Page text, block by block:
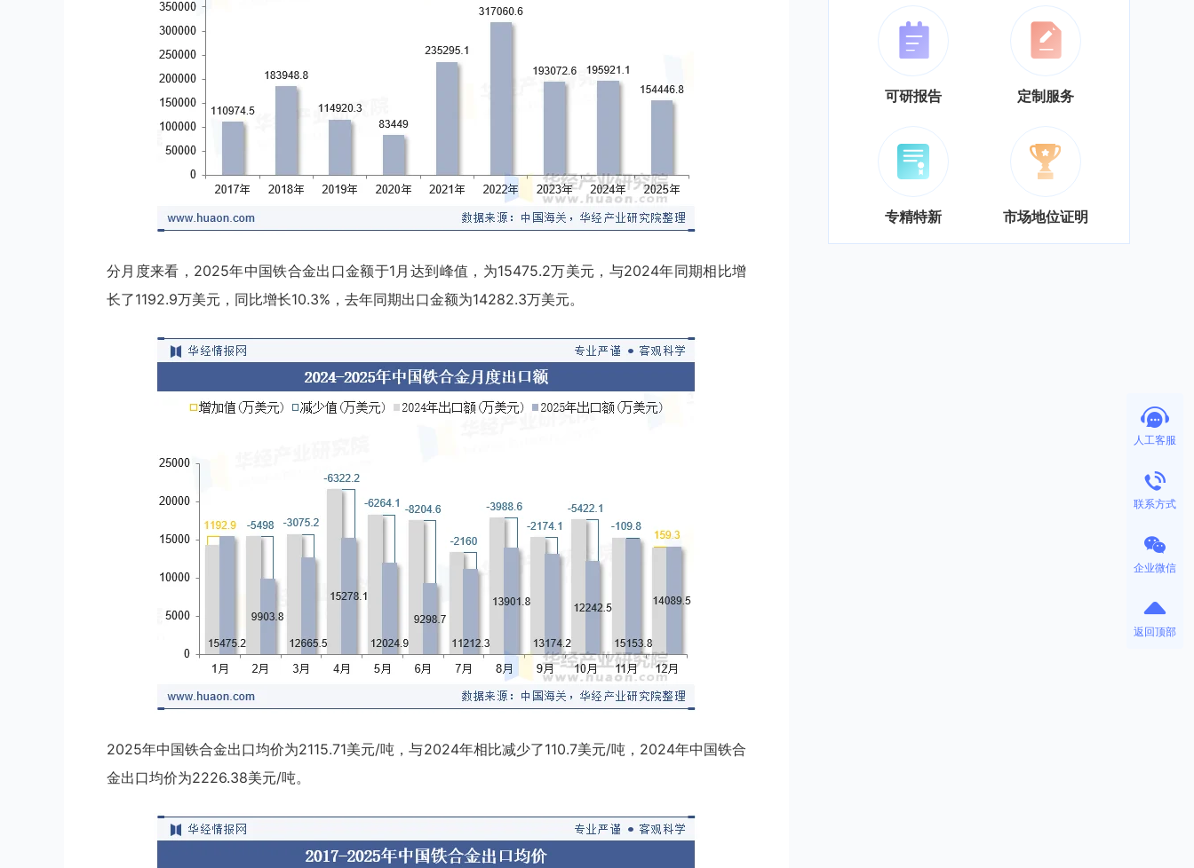
分月度来看，2025年中国铁合金出口金额于1月达到峰值，为15475.2万美元，与2024年同期相比增
长了1192.9万美元，同比增长10.3%，去年同期出口金额为14282.3万美元。
2025年中国铁合金出口均价为2115.71美元/吨，与2024年相比减少了110.7美元/吨，2024年中国铁合
金出口均价为2226.38美元/吨。
可研报告 定制服务
专精特新 市场地位证明
人工客服
联系方式
企业微信
返回顶部